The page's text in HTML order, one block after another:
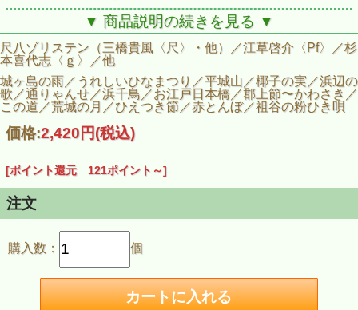
▼ 商品説明の続きを見る ▼
尺八ゾリステン（三橋貴風〈尺〉・他）／江草啓介〈Pf〉／杉
本喜代志〈ｇ〉／他
城ヶ島の雨／うれしいひなまつり／平城山／椰子の実／浜辺の
歌／通りゃんせ／浜千鳥／お江戸日本橋／郡上節〜かわさき／
この道／荒城の月／ひえつき節／赤とんぼ／祖谷の粉ひき唄
価格:2,420円(税込)
[ポイント還元 121ポイント～]
注文
購入数： 個